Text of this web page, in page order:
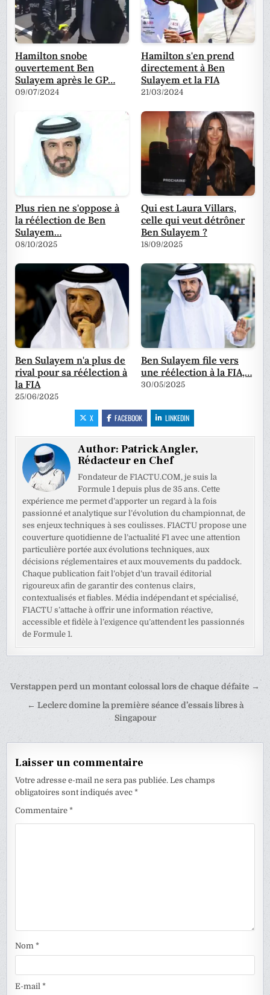
Hamilton snobe
ouvertement Ben
Sulayem après le GP…
09/07/2024
Hamilton s'en prend
directement à Ben
Sulayem et la FIA
21/03/2024
Plus rien ne s'oppose à
la réélection de Ben
Sulayem…
08/10/2025
Qui est Laura Villars,
celle qui veut détrôner
Ben Sulayem ?
18/09/2025
Ben Sulayem n'a plus de
rival pour sa réélection à
la FIA
25/06/2025
Ben Sulayem file vers
une réélection à la FIA,…
30/05/2025
X FACEBOOK LINKEDIN
Author:Patrick Angler,
Rédacteur en Chef
Fondateur de F1ACTU.COM, je suis la
Formule 1 depuis plus de 35 ans. Cette
expérience me permet d’apporter un regard à la fois
passionné et analytique sur l’évolution du championnat, de
ses enjeux techniques à ses coulisses. F1ACTU propose une
couverture quotidienne de l’actualité F1 avec une attention
particulière portée aux évolutions techniques, aux
décisions réglementaires et aux mouvements du paddock.
Chaque publication fait l’objet d’un travail éditorial
rigoureux afin de garantir des contenus clairs,
contextualisés et fiables. Média indépendant et spécialisé,
F1ACTU s’attache à offrir une information réactive,
accessible et fidèle à l’exigence qu’attendent les passionnés
de Formule 1.
Navigation
Verstappen perd un montant colossal lors de chaque défaite →
← Leclerc domine la première séance d’essais libres à
Singapour
Laisser un commentaire
Votre adresse e-mail ne sera pas publiée. Les champs
obligatoires sont indiqués avec*
Commentaire*
Nom*
E-mail*